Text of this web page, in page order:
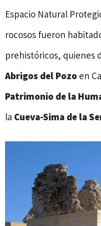
Espacio Natural
rocosos fueron
prehistóricos, quienes
Abrigos del Pozo en
Patrimonio de la
la Cueva-Sima de la